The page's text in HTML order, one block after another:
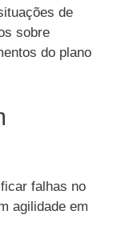
de
sobre
do plano
falhas no
agilidade em